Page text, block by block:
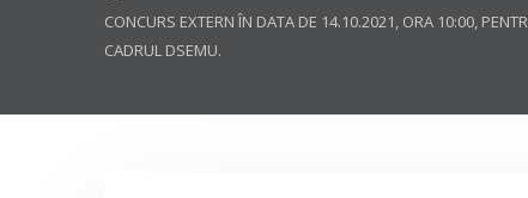
CONCURS EXTERN ÎN DATA DE 14.10.2021, ORA 10:00,
CADRUL DSEMU.